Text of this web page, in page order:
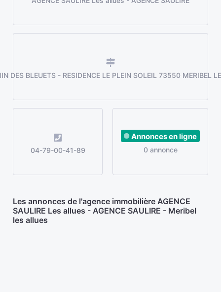
DES BLEUETS - RESIDENCE LE PLEIN SOLEIL 73550 MERIBEL
04-79-00-41-89
Annonces en ligne
0 annonce
Les annonces de l'agence immobilière AGENCE
SAULIRE Les allues - AGENCE SAULIRE - Meribel
les allues